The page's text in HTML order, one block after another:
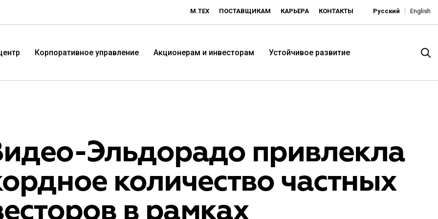
М.ТЕХ ПОСТАВЩИКАМ КАРЬЕРА КОНТАКТЫ Русский English
Технологичная розничная
компания «М.Видео»
«Эльдорадо»
Корпоративное управление Акционерам и инвесторам Устойчивое развитие
Эльдорадо привлекла
количество частных
в рамках